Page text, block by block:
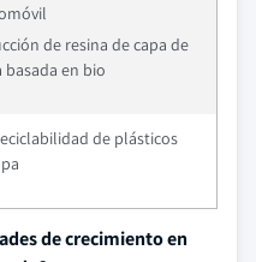
de resina de capa de
basada en bio
de plásticos
de crecimiento en